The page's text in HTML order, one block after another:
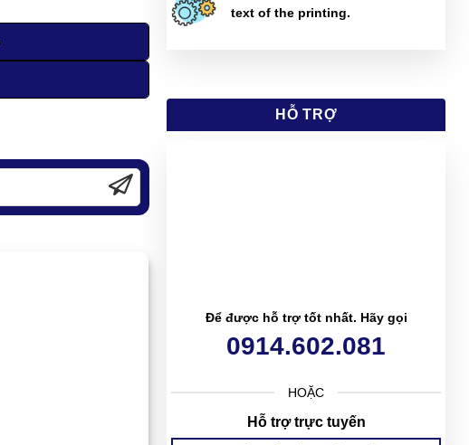
text of the printing.
HỖ TRỢ
Để được hỗ trợ tốt nhất. Hãy gọi
0914.602.081
HOẶC
Hỗ trợ trực tuyến